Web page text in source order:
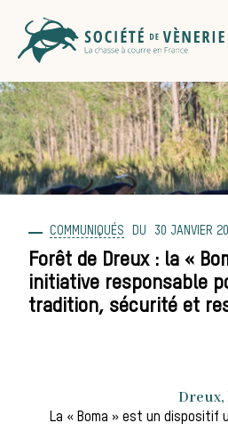
Les
COMMUNIQUÉS 30 JANVIER
Forêt de Dreux : la «
initiative responsable
tradition, sécurité et
Dreux,
La « Boma » est un dispositif